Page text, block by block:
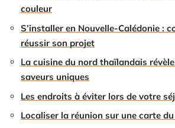
couleur
S’installer en Nouvelle-Calédonie :
réussir son projet
La cuisine du nord thaïlandais
saveurs uniques
Les endroits à éviter lors de votre
Localiser la réunion sur une carte